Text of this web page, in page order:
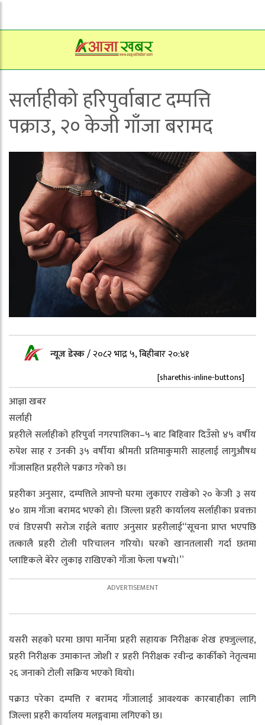
सर्लाहीको हरिपुर्वाबाट दम्पत्ति
पक्राउ, २० केजी गाँजा बरामद
न्यूज डेस्क/२०८२ भाद्र ५, बिहीबार २०:४१
[sharethis-inline-buttons]
आज्ञा खबर
सर्लाही
प्रहरीले सर्लाहीको हरिपुर्वा नगरपालिका–५ बाट बिहिवार दिउँसो ४५ वर्षीय
रुपेश साह र उनकी ३५ वर्षीया श्रीमती प्रतिमाकुमारी साहलाई लागुऔषध
गाँजासहित प्रहरीले पक्राउ गरेको छ।
प्रहरीका अनुसार, दम्पत्तिले आफ्नो घरमा लुकाएर राखेको २० केजी ३ सय
४० ग्राम गाँजा बरामद भएको हो। जिल्ला प्रहरी कार्यालय सर्लाहीका प्रवक्ता
एवं डिएसपी सरोज राईले बताए अनुसार प्रहरीलाई“सूचना प्राप्त भएपछि
तत्कालै प्रहरी टोली परिचालन गरियो। घरको खानतलासी गर्दा छतमा
प्लाष्टिकले बेरेर लुकाइ राखिएको गाँजा फेला प¥यो।”
यसरी सहको घरमा छापा मार्नेमा प्रहरी सहायक निरीक्षक शेख हफ्जुल्लाह,
प्रहरी निरीक्षक उमाकान्त जोशी र प्रहरी निरीक्षक रवीन्द्र कार्कीको नेतृत्वमा
२६ जनाको टोली सक्रिय भएको थियो।
पक्राउ परेका दम्पत्ति र बरामद गाँजालाई आवश्यक कारबाहीका लागि
जिल्ला प्रहरी कार्यालय मलङ्गवामा लगिएको छ।